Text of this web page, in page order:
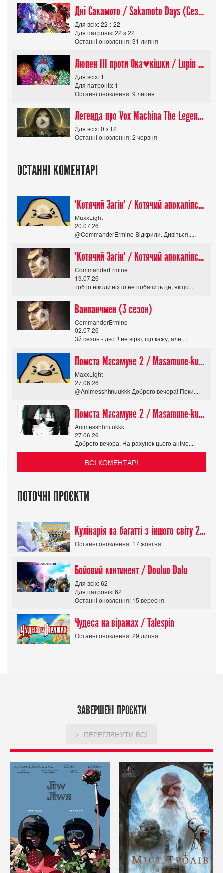
Дні Сакамото / Sakamoto Days (Сезон 1)
Для всіх: 22 з 22
Для патронів: 22 з 22
Останні оновлення: 31 липня
Люпен ІІІ проти Ока♥кішки / Lupin III vs Cats Eye Movie
Для всіх: 1
Для патронів: 1
Останні оновлення: 9 липня
Легенда про Vox Machina The Legend of Vox Machina (Сезон 4)
Для всіх: 0 з 12
Останні оновлення: 2 червня
ОСТАННІ КОМЕНТАРІ
"Котячий Загін" / Котячий апокаліпсис / Cat Shit One
MaxxLight
20.07.26
@CommanderErmine Відкрили. Дивіться.....
"Котячий Загін" / Котячий апокаліпсис / Cat Shit One
CommanderErmine
19.07.26
тобто ніколи ніхто не побачить це, якщо....
Ванпанчмен (3 сезон)
CommanderErmine
02.07.26
3й сезон - дно !! не вірю, що кажу, але....
Помста Масамуне 2 / Masamune-kun no Revenge R
MaxxLight
27.06.26
@Animesshhnuukkk Доброго вечора! Поки....
Помста Масамуне 2 / Masamune-kun no Revenge R
Animesshhnuukkk
27.06.26
Доброго вечора. На рахунок цього аніме....
ВСІ КОМЕНТАРІ
ПОТОЧНІ ПРОЄКТИ
Кулінарія на багатті з іншого світу 2 сезон/ Tondemo Skill de Isekai Hourou
Останні оновлення: 17 жовтня
Бойовий континент / Douluo Dalu
Для всіх: 62
Для патронів: 62
Останні оновлення: 15 вересня
Чудеса на віражах / Talespin
Останні оновлення: 29 липня
ЗАВЕРШЕНІ ПРОЄКТИ
ПЕРЕГЛЯНУТИ ВСІ